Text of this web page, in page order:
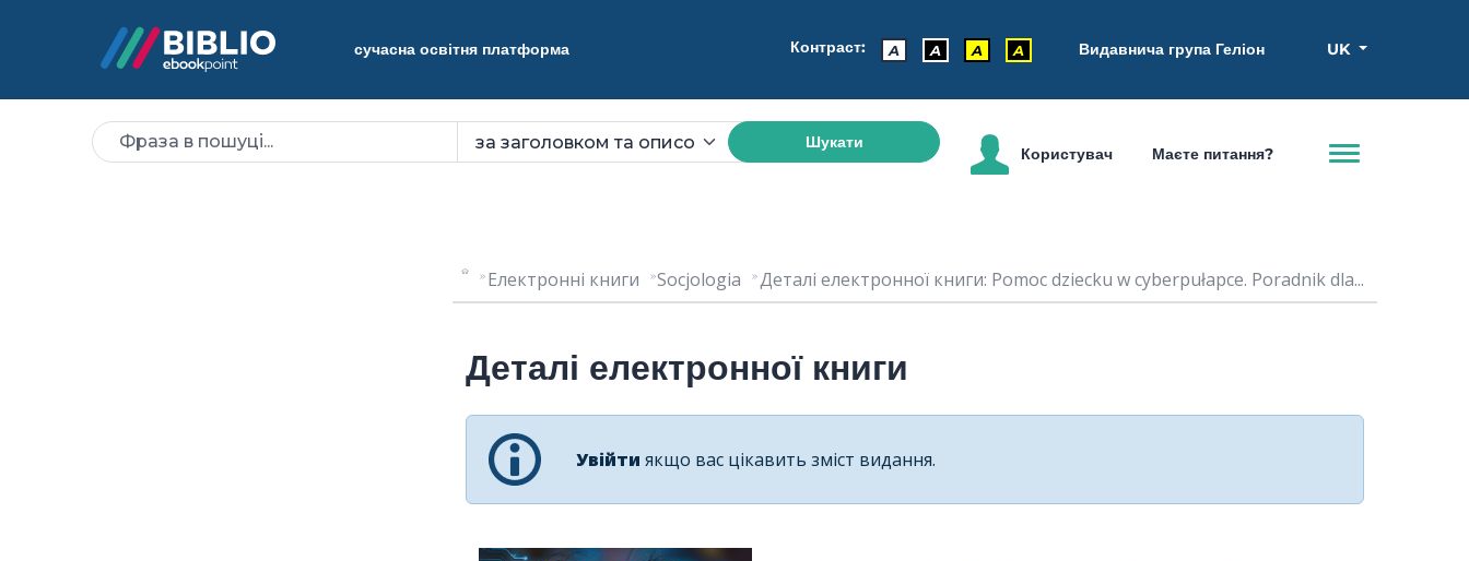
сучасна освітня платформа Контраст: A A A A Видавнича група Геліон UK
Шукати
Користувач Маєте питання?
Електронні книги Socjologia Деталі електронної книги: Pomoc dziecku w cyberpułapce. Poradnik dla...
Деталі електронної книги
Увійти якщо вас цікавить зміст видання.